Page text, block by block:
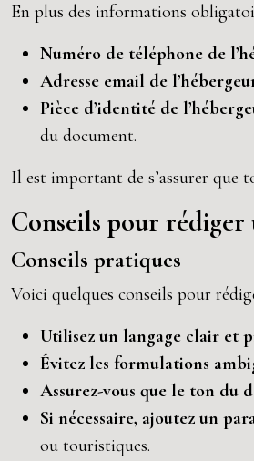
En plus des informations
Numéro de téléphone de
Adresse email de
Pièce d’identité de
du document.
Il est important de s’assurer que
Conseils pour
Conseils pratiques
Voici quelques conseils pour
Utilisez un langage clair et
Évitez les formulations
Assurez-vous que le ton du
Si nécessaire, ajoutez un
ou touristiques.